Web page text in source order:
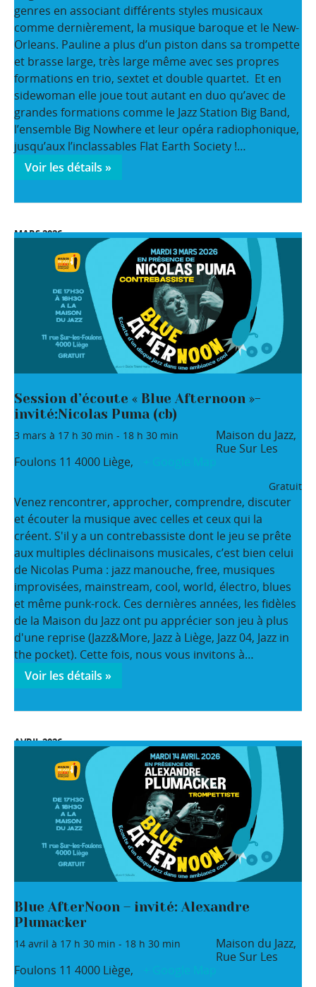
genres en associant différents styles musicaux
comme dernièrement, la musique baroque et le New-
Orleans. Pauline a plus d’un piston dans sa trompette
et brasse large, très large même avec ses propres
formations en trio, sextet et double quartet. Et en
sidewoman elle joue tout autant en duo qu’avec de
grandes formations comme le Jazz Station Big Band,
l’ensemble Big Nowhere et leur opéra radiophonique,
jusqu’aux l’inclassables Flat Earth Society !…
Voir les détails »
MARS 2026
Session d’écoute « Blue Afternoon »-
invité:Nicolas Puma (cb)
3 mars à 17 h 30 min - 18 h 30 min
Maison du Jazz,
Rue Sur Les
Foulons 11 4000 Liège,
Gratuit
Venez rencontrer, approcher, comprendre, discuter
et écouter la musique avec celles et ceux qui la
créent. S'il y a un contrebassiste dont le jeu se prête
aux multiples déclinaisons musicales, c’est bien celui
de Nicolas Puma : jazz manouche, free, musiques
improvisées, mainstream, cool, world, électro, blues
et même punk-rock. Ces dernières années, les fidèles
de la Maison du Jazz ont pu apprécier son jeu à plus
d'une reprise (Jazz&More, Jazz à Liège, Jazz 04, Jazz in
the pocket). Cette fois, nous vous invitons à…
Voir les détails »
AVRIL 2026
Blue AfterNoon – invité: Alexandre
Plumacker
14 avril à 17 h 30 min - 18 h 30 min
Maison du Jazz,
Rue Sur Les
Foulons 11 4000 Liège,